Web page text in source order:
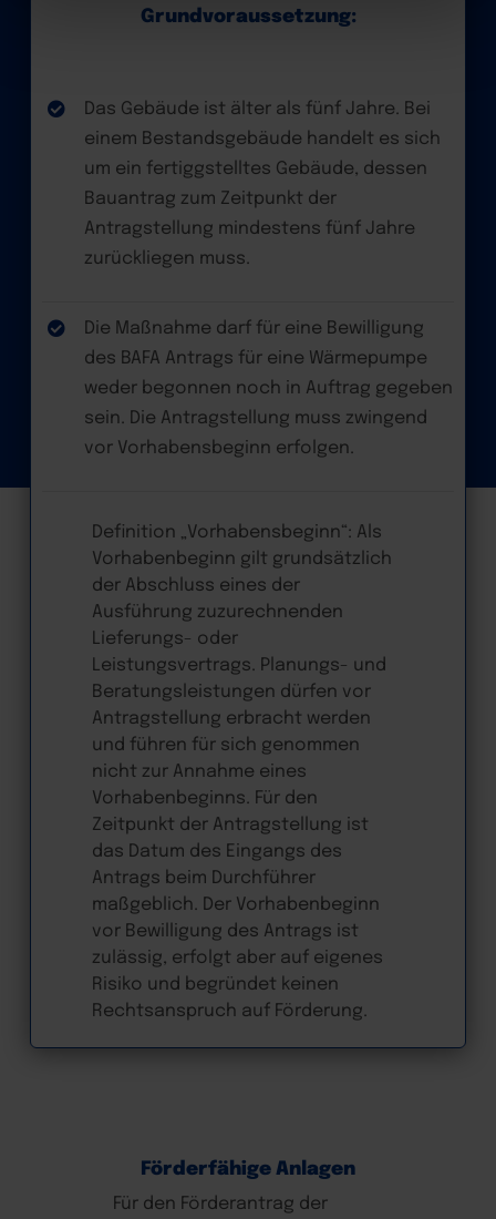
ist freiwillig und kann jederzeit später geändert oder
Weitere Informationen erhalten Sie in unserer
Datenschutzerklärungund imImpressum
Grundvoraussetzung:
Das Gebäude ist älter als fünf Jahre. Bei
einem Bestandsgebäude handelt es sich
um ein fertiggstelltes Gebäude, dessen
Bauantrag zum Zeitpunkt der
Antragstellung mindestens fünf Jahre
zurückliegen muss.
Die Maßnahme darf für eine Bewilligung
des BAFA Antrags für eine Wärmepumpe
weder begonnen noch in Auftrag gegeben
sein. Die Antragstellung muss zwingend
vor Vorhabensbeginn erfolgen.
Definition „Vorhabensbeginn“: Als
Vorhabenbeginn gilt grundsätzlich
der Abschluss eines der
Ausführung zuzurechnenden
Lieferungs- oder
Leistungsvertrags. Planungs- und
Beratungsleistungen dürfen vor
Antragstellung erbracht werden
und führen für sich genommen
nicht zur Annahme eines
Vorhabenbeginns. Für den
Zeitpunkt der Antragstellung ist
das Datum des Eingangs des
Antrags beim Durchführer
maßgeblich. Der Vorhabenbeginn
vor Bewilligung des Antrags ist
zulässig, erfolgt aber auf eigenes
Risiko und begründet keinen
Rechtsanspruch auf Förderung.
Förderfähige Anlagen
Für den Förderantrag der